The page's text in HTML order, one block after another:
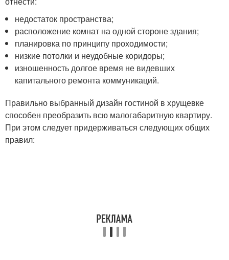
недостаток пространства;
расположение комнат на одной стороне здания;
планировка по принципу проходимости;
низкие потолки и неудобные коридоры;
изношенность долгое время не видевших
капитального ремонта коммуникаций.
Правильно выбранный дизайн гостиной в хрущевке
способен преобразить всю малогабаритную квартиру.
При этом следует придерживаться следующих общих
правил: